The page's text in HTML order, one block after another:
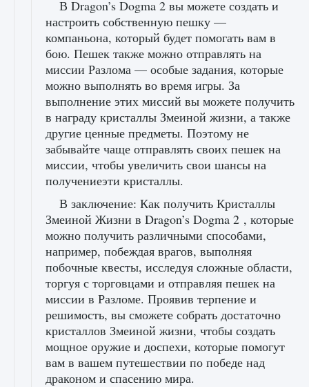
В Dragon’s Dogma 2 вы можете создать и
настроить собственную пешку —
компаньона, который будет помогать вам в
бою. Пешек также можно отправлять на
миссии Разлома — особые задания, которые
можно выполнять во время игры. За
выполнение этих миссий вы можете получить
в награду кристаллы Змеиной жизни, а также
другие ценные предметы. Поэтому не
забывайте чаще отправлять своих пешек на
миссии, чтобы увеличить свои шансы на
получениеэти кристаллы.
В заключение: Как получить Кристаллы
Змеиной Жизни в Dragon’s Dogma 2 , которые
можно получить различными способами,
например, побеждая врагов, выполняя
побочные квесты, исследуя сложные области,
торгуя с торговцами и отправляя пешек на
миссии в Разломе. Проявив терпение и
решимость, вы сможете собрать достаточно
кристаллов Змеиной жизни, чтобы создать
мощное оружие и доспехи, которые помогут
вам в вашем путешествии по победе над
драконом и спасению мира.